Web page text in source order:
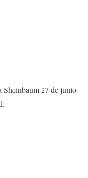
Sheinbaum 27 de junio